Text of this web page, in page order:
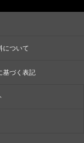
について
基づく表記